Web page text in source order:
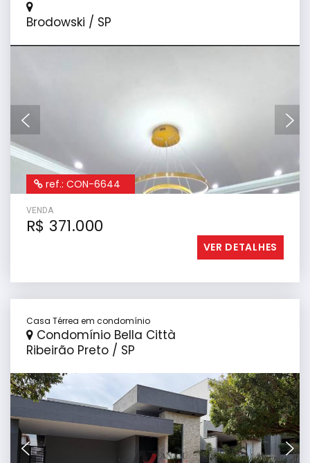
Brodowski / SP
ref.: CON-6644
VENDA
R$ 371.000
VER DETALHES
Casa Térrea em condomínio
Condomínio Bella Città
Ribeirão Preto / SP